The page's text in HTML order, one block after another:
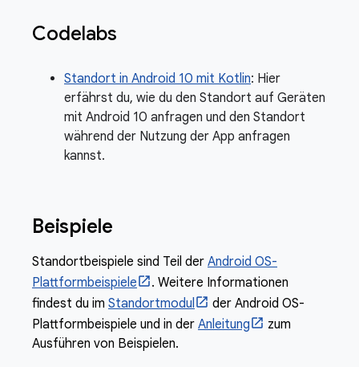
Codelabs
Standort in Android 10 mit Kotlin: Hier
erfährst du, wie du den Standort auf Geräten
mit Android 10 anfragen und den Standort
während der Nutzung der App anfragen
kannst.
Beispiele
Standortbeispiele sind Teil der Android OS-
Plattformbeispiele
. Weitere Informationen
findest du im Standortmodul
der Android OS-
Plattformbeispiele und in der Anleitung
zum
Ausführen von Beispielen.